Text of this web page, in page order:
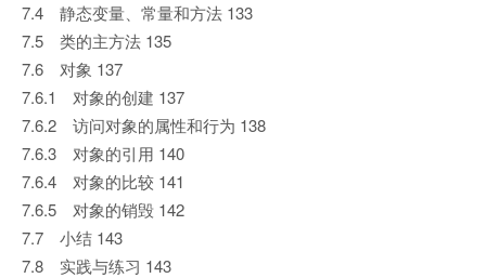
7.4 静态变量、常量和方法 133
7.5 类的主方法 135
7.6 对象 137
7.6.1 对象的创建 137
7.6.2 访问对象的属性和行为 138
7.6.3 对象的引用 140
7.6.4 对象的比较 141
7.6.5 对象的销毁 142
7.7 小结 143
7.8 实践与练习 143